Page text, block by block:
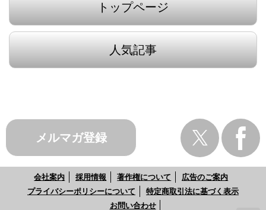
トップページ
人気記事
メルマガ登録
会社案内 採用情報 著作権について
広告のご案内
プライバシーポリシーについて
特定商取引法に基づく表示
お問い合わせ